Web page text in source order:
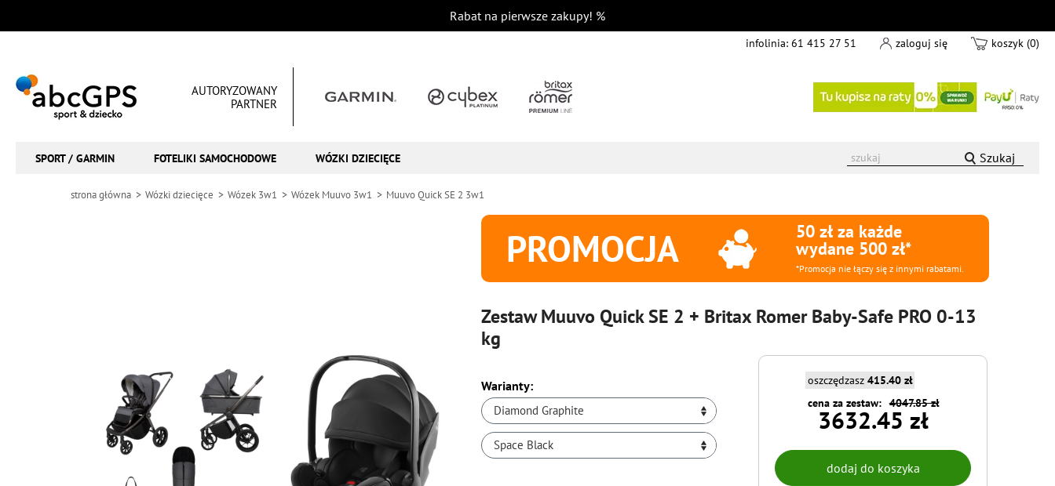
Rabat na pierwsze zakupy! %
infolinia: 61 415 27 51 zaloguj się koszyk (0)
AUTORYZOWANY
PARTNER
SPORT / GARMIN FOTELIKI SAMOCHODOWE WÓZKI DZIECIĘCE Szukaj
strona główna Wózki dziecięce Wózek 3w1 Wózek Muuvo 3w1 Muuvo Quick SE 2 3w1
PROMOCJA 50 zł za każde
wydane 500 zł*
*Promocja nie łączy się z innymi rabatami.
Zestaw Muuvo Quick SE 2 + Britax Romer Baby-Safe PRO 0-13
kg
Warianty:
Diamond Graphite
Space Black
oszczędzasz 415.40 zł
4047.85 zł
cena za zestaw:
3632.45 zł